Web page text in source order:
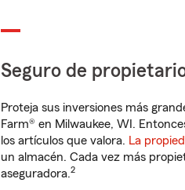
Seguro de
Proteja sus inversiones más
Farm® en Milwaukee, WI.
los artículos que valora. La
un almacén. Cada vez más
aseguradora.2